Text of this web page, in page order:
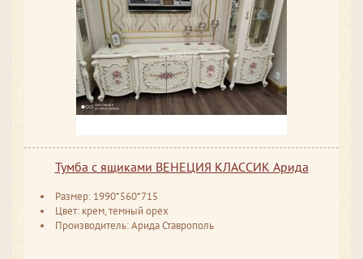
Тумба с ящиками ВЕНЕЦИЯ КЛАССИК Арида
Размер: 1990*560*715
Цвет: крем, темный орех
Производитель: Арида Ставрополь